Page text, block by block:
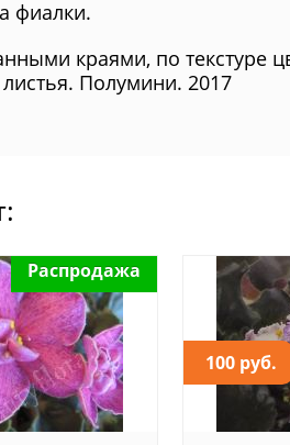
фиалки.
краями, по текстуре
листья. Полумини.2017
Распродажа
100 руб.